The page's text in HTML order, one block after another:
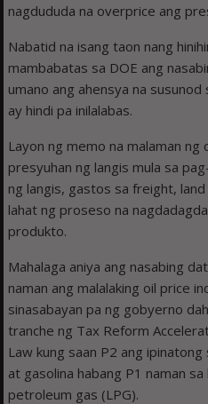
nagdududa na overprice ang
Nabatid na isang taon nang
mambabatas sa DOE ang
umano ang ahensya na
ay hindi pa inilalabas.
Layon ng memo na malaman
presyuhan ng langis mula sa
ng langis, gastos sa freight,
lahat ng proseso na
produkto.
Mahalaga aniya ang nasabing
naman ang malalaking oil price
sinasabayan pa ng gobyerno
tranche ng Tax Reform
Law kung saan P2 ang
at gasolina habang P1 naman
petroleum gas (LPG).